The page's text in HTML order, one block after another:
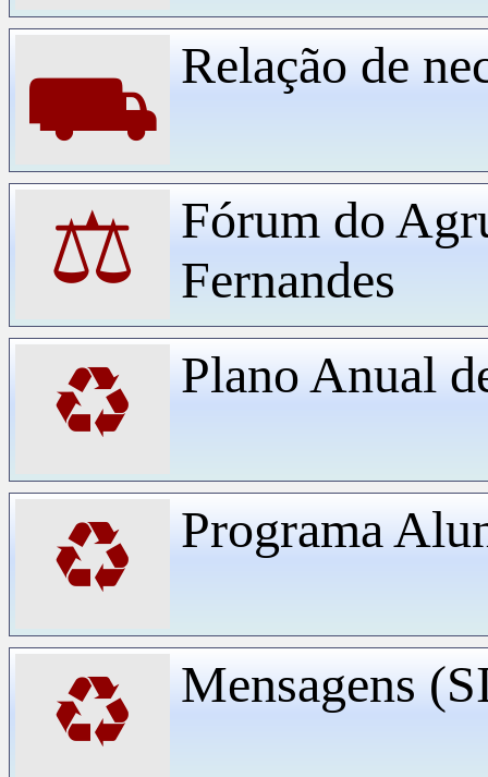
⛟ Relação de
⚖
Fórum do
Fernandes
♻ Plano Anual
♻ Programa
♻ Mensagens